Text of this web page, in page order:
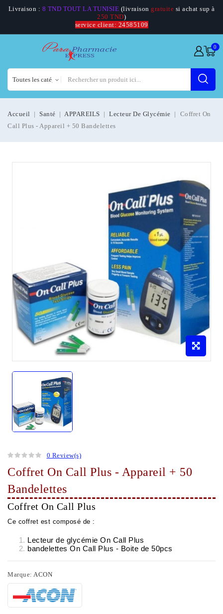
Livraison : 8 TND TOUT LA TUNISIE (livraison gratuite si achat sup à
250 TND)
service client: 24585109
0
Accueil Santé APPAREILS Lecteur De Glycémie
Coffret On
Call Plus - Appareil + 50 Bandelettes
0 Review(s)
Coffret On Call Plus - Appareil + 50
Bandelettes
Coffret On Call Plus
Ce coffret est composé de :
Lecteur de glycémie On Call Plus
bandelettes On Call Plus - Boite de 50pcs
Marque: ACON